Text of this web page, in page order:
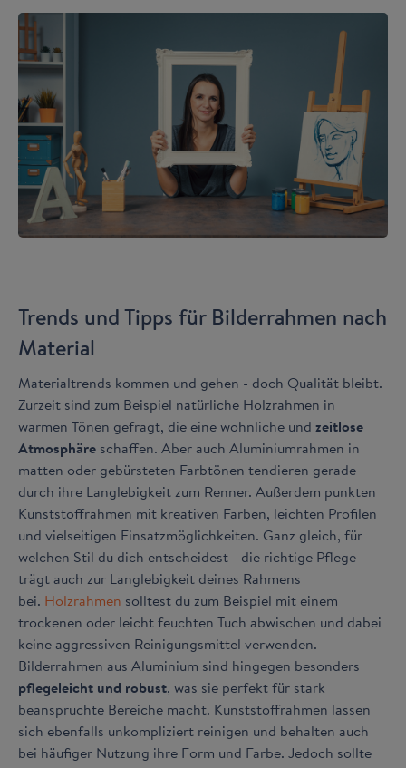
Trends und Tipps für Bilderrahmen nach
Material
Materialtrends kommen und gehen - doch Qualität bleibt.
Zurzeit sind zum Beispiel natürliche Holzrahmen in
warmen Tönen gefragt, die eine wohnliche und zeitlose
Atmosphäre schaffen. Aber auch Aluminiumrahmen in
matten oder gebürsteten Farbtönen tendieren gerade
durch ihre Langlebigkeit zum Renner. Außerdem punkten
Kunststoffrahmen mit kreativen Farben, leichten Profilen
und vielseitigen Einsatzmöglichkeiten. Ganz gleich, für
welchen Stil du dich entscheidest - die richtige Pflege
trägt auch zur Langlebigkeit deines Rahmens
bei. Holzrahmen solltest du zum Beispiel mit einem
trockenen oder leicht feuchten Tuch abwischen und dabei
keine aggressiven Reinigungsmittel verwenden.
Bilderrahmen aus Aluminium sind hingegen besonders
pflegeleicht und robust, was sie perfekt für stark
beanspruchte Bereiche macht. Kunststoffrahmen lassen
sich ebenfalls unkompliziert reinigen und behalten auch
bei häufiger Nutzung ihre Form und Farbe. Jedoch sollte